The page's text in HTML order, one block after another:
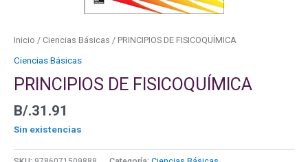
Inicio / Ciencias Básicas / PRINCIPIOS DE FISICOQUÍMICA
Ciencias Básicas
PRINCIPIOS DE FISICOQUÍMICA
B/.31.91
Sin existencias